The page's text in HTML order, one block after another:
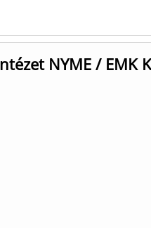
NYME / EMK